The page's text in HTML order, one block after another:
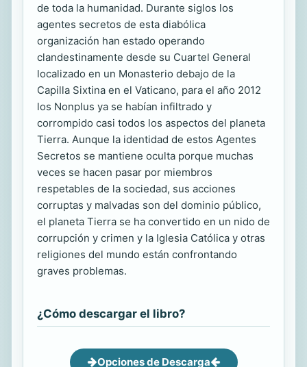
de toda la humanidad. Durante siglos los
agentes secretos de esta diabólica
organización han estado operando
clandestinamente desde su Cuartel General
localizado en un Monasterio debajo de la
Capilla Sixtina en el Vaticano, para el año 2012
los Nonplus ya se habían infiltrado y
corrompido casi todos los aspectos del planeta
Tierra. Aunque la identidad de estos Agentes
Secretos se mantiene oculta porque muchas
veces se hacen pasar por miembros
respetables de la sociedad, sus acciones
corruptas y malvadas son del dominio público,
el planeta Tierra se ha convertido en un nido de
corrupción y crimen y la Iglesia Católica y otras
religiones del mundo están confrontando
graves problemas.
¿Cómo descargar el libro?
Opciones de Descarga